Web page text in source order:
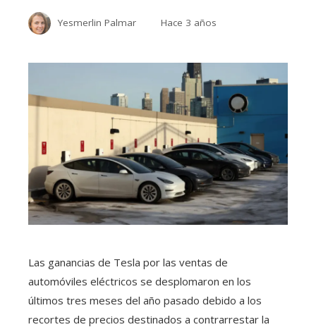
Yesmerlin Palmar Hace 3 años
Las ganancias de Tesla por las ventas de
automóviles eléctricos se desplomaron en los
últimos tres meses del año pasado debido a los
recortes de precios destinados a contrarrestar la